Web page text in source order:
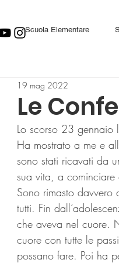
Scuola Elementare
Le
19 mag 2022
Lo scorso 23 gennaio
Ha mostrato a me e
sono stati ricavati da
sua vita, a cominciare
Sono rimasto
tutti. Fin
che aveva nel cuore.
cuore con tutte le
possano fare. Poi ha